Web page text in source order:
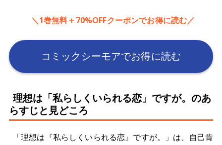
＼1巻無料＋70%OFFクーポンでお得に読む／
コミックシーモアでお得に読む
理想は「私らしくいられる恋」ですが。のあ
らすじと見どころ
「理想は『私らしくいられる恋』ですが。」は、自己肯